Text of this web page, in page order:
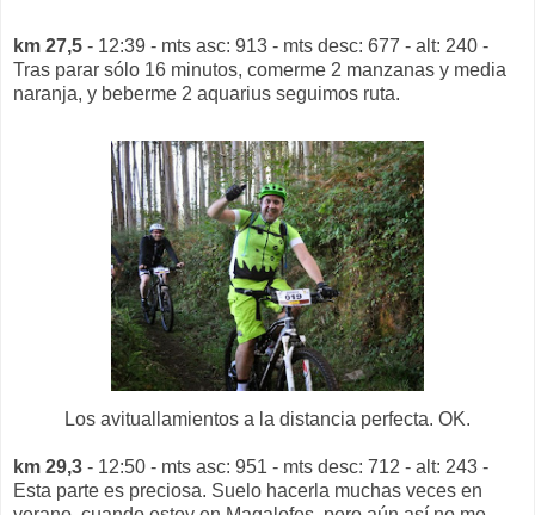
km 27,5 - 12:39 - mts asc: 913 - mts desc: 677 - alt: 240 -
Tras parar sólo 16 minutos, comerme 2 manzanas y media
naranja, y beberme 2 aquarius seguimos ruta.
Los avituallamientos a la distancia perfecta. OK.
km 29,3 - 12:50 - mts asc: 951 - mts desc: 712 - alt: 243 -
Esta parte es preciosa. Suelo hacerla muchas veces en